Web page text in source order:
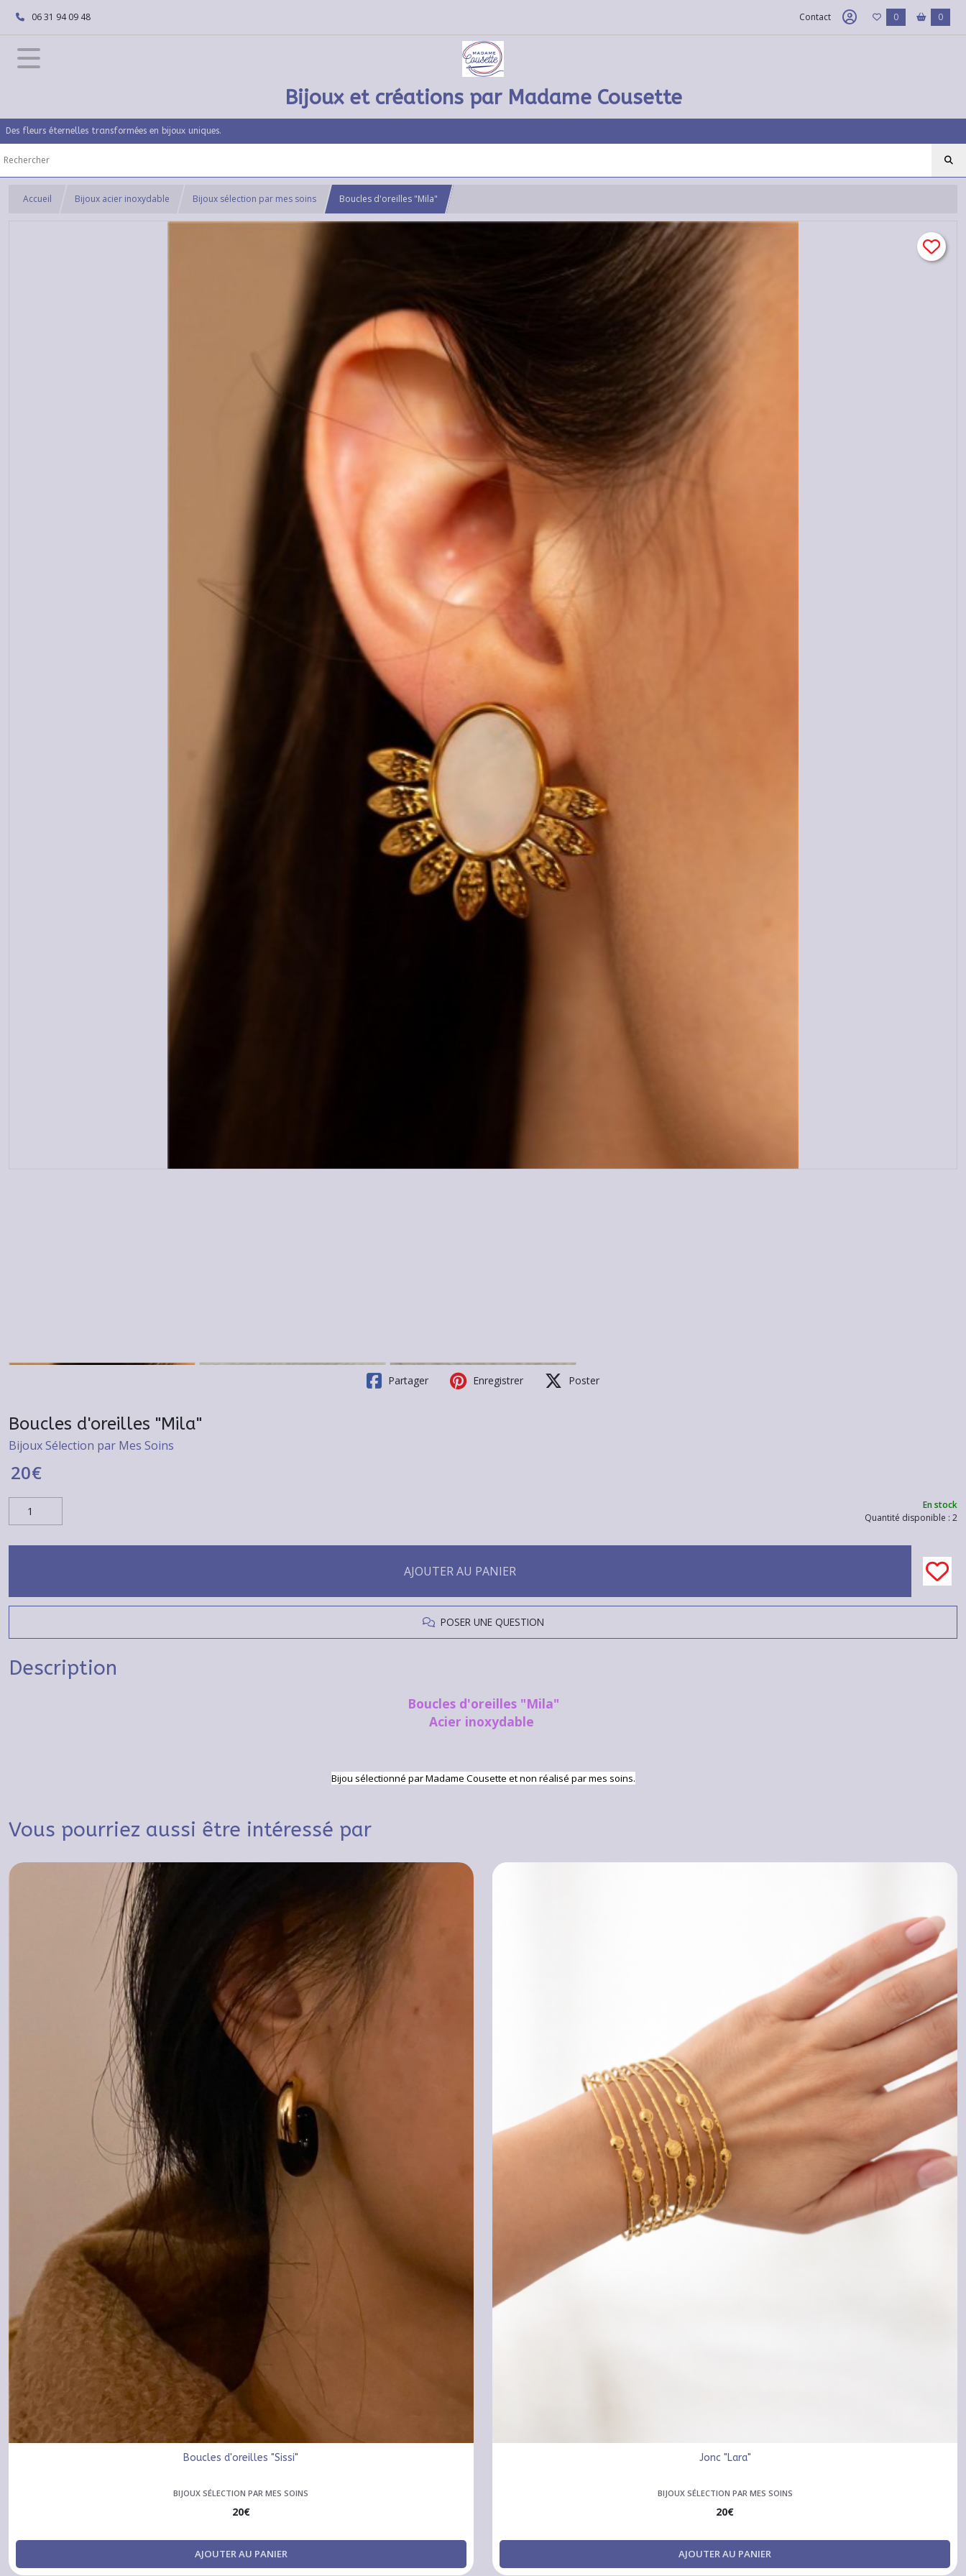
06 31 94 09 48 Contact 0 0
Bijoux et créations par Madame Cousette
Des fleurs éternelles transformées en bijoux uniques.
Accueil Bijoux acier inoxydable Bijoux sélection par mes soins Boucles d'oreilles "Mila"
Partager Enregistrer Poster
Boucles d'oreilles "Mila"
Bijoux Sélection par Mes Soins
20€
En stock
Quantité disponible : 2
AJOUTER AU PANIER
POSER UNE QUESTION
Description
Boucles d'oreilles "Mila"
Acier inoxydable
Bijou sélectionné par Madame Cousette et non réalisé par mes soins.
Vous pourriez aussi être intéressé par
Boucles d'oreilles "Sissi"
BIJOUX SÉLECTION PAR MES SOINS
20€
AJOUTER AU PANIER
Jonc "Lara"
BIJOUX SÉLECTION PAR MES SOINS
20€
AJOUTER AU PANIER